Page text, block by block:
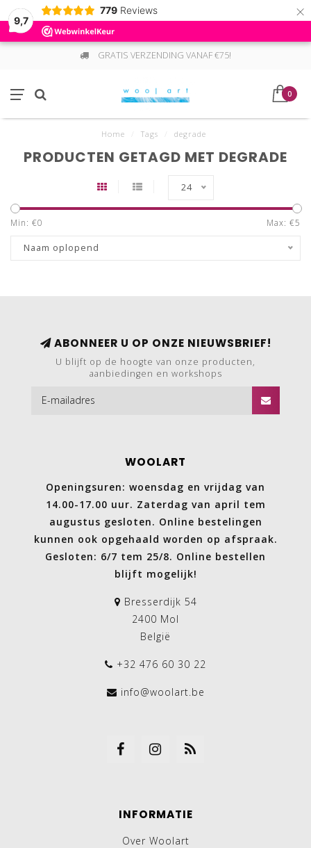
9,7
779 Reviews ×
GRATIS VERZENDING VANAF €75!
0
Home Tags degrade
PRODUCTEN GETAGD MET DEGRADE
24
Min: €0 Max: €5
Naam oplopend
ABONNEER U OP ONZE NIEUWSBRIEF!
U blijft op de hoogte van onze producten,
aanbiedingen en workshops
WOOLART
Openingsuren: woensdag en vrijdag van
14.00-17.00 uur. Zaterdag van april tem
augustus gesloten. Online bestelingen
kunnen ook opgehaald worden op afspraak.
Gesloten: 6/7 tem 25/8. Online bestellen
blijft mogelijk!
Bresserdijk 54
2400 Mol
België
+32 476 60 30 22
info@woolart.be
INFORMATIE
Over Woolart